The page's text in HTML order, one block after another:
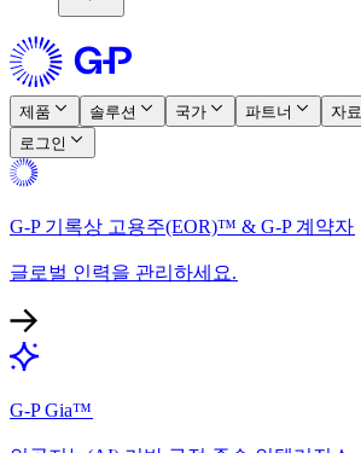
제품​​ 솔루션​​ 국가​​ 파트너​​
자료​​
로그인​​
G-P 기록상 고용주(EOR)™ & G-P 계약자​​
글로벌 인력을 관리하세요.​​
G-P Gia™​​